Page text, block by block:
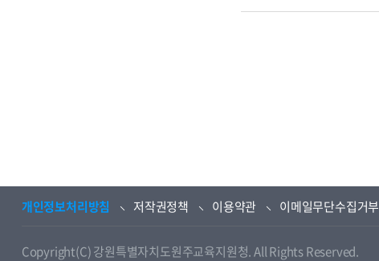
개인정보처리방침 저작권정책 이용약관 이메일무단수집거부
Copyright(C) 강원특별자치도원주교육지원청. All Rights Reserved.